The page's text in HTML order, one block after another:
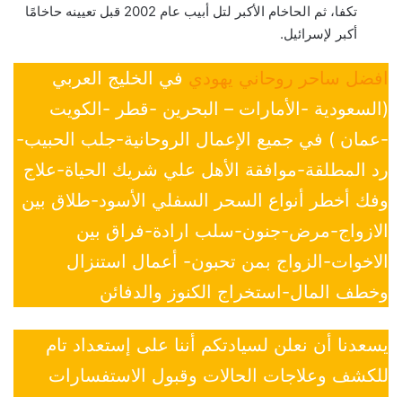
تكفا، ثم الحاخام الأكبر لتل أبيب عام 2002 قبل تعيينه حاخامًا
أكبر لإسرائيل.
افضل ساحر روحاني يهودي في الخليج العربي
(السعودية -الأمارات – البحرين -قطر -الكويت
-عمان ) في جميع الإعمال الروحانية-جلب الحبيب-
رد المطلقة-موافقة الأهل علي شريك الحياة-علاج
وفك أخطر أنواع السحر السفلي الأسود-طلاق بين
الازواج-مرض-جنون-سلب ارادة-فراق بين
الاخوات-الزواج بمن تحبون- أعمال استنزال
وخطف المال-استخراج الكنوز والدفائن
يسعدنا أن نعلن لسيادتكم أننا على إستعداد تام
للكشف وعلاجات الحالات وقبول الاستفسارات